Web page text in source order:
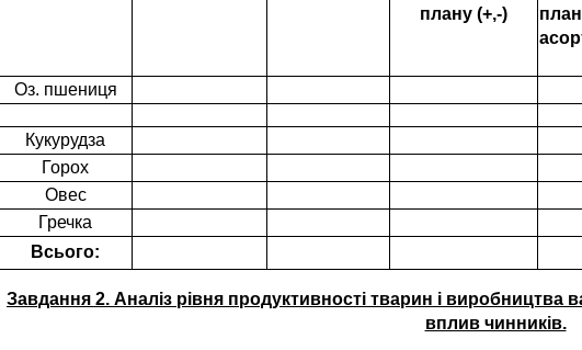
плану (+,-)
Оз. пшениця
Кукурудза
Горох
Овес
Гречка
Всього:
Завдання 2. Аналіз рівня продуктивності тварин і виробництва
вплив чинників.